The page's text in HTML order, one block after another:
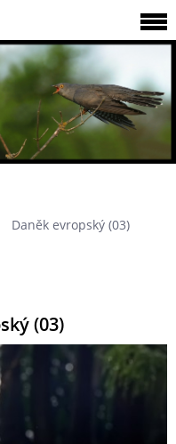
Daněk evropský (03)
(03)